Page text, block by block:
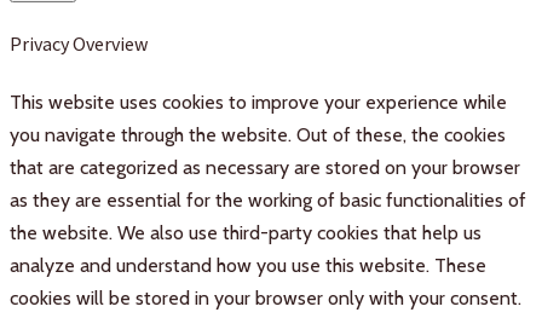
Privacy Overview
This website uses cookies to improve your experience while
you navigate through the website. Out of these, the cookies
that are categorized as necessary are stored on your browser
as they are essential for the working of basic functionalities of
the website. We also use third-party cookies that help us
analyze and understand how you use this website. These
cookies will be stored in your browser only with your consent.